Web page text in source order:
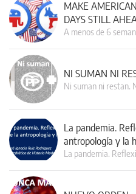
MAKE
DAYS STILL
A menos de 6
NI SUMAN NI
Ni suman ni restan.
La pandemia.
antropología y la
La pandemia.